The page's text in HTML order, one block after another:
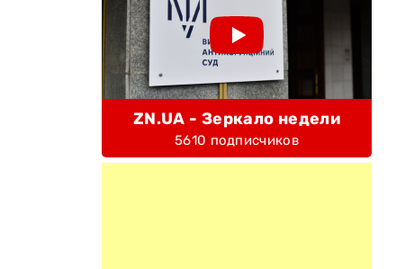
ZN.UA - Зеркало недели
5610 подписчиков